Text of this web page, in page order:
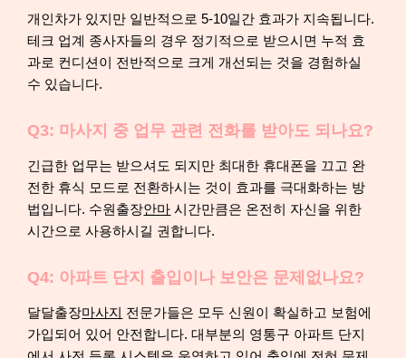
개인차가 있지만 일반적으로 5-10일간 효과가 지속됩니다.
테크 업계 종사자들의 경우 정기적으로 받으시면 누적 효
과로 컨디션이 전반적으로 크게 개선되는 것을 경험하실
수 있습니다.
Q3: 마사지 중 업무 관련 전화를 받아도 되나요?
긴급한 업무는 받으셔도 되지만 최대한 휴대폰을 끄고 완
전한 휴식 모드로 전환하시는 것이 효과를 극대화하는 방
법입니다. 수원출장안마 시간만큼은 온전히 자신을 위한
시간으로 사용하시길 권합니다.
Q4: 아파트 단지 출입이나 보안은 문제없나요?
달달출장마사지
전문가들은 모두 신원이 확실하고 보험에
가입되어 있어 안전합니다. 대부분의 영통구 아파트 단지